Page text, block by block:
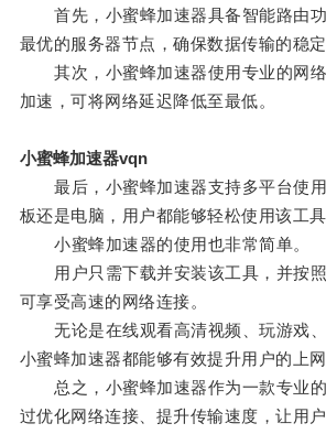
首先，小蜜蜂加速器具备智能路由功
最优的服务器节点，确保数据传输的稳定
其次，小蜜蜂加速器使用专业的网络
加速，可将网络延迟降低至最低。
小蜜蜂加速器vqn
最后，小蜜蜂加速器支持多平台使用
板还是电脑，用户都能够轻松使用该工具
小蜜蜂加速器的使用也非常简单。
用户只需下载并安装该工具，并按照
可享受高速的网络连接。
无论是在线观看高清视频、玩游戏、
小蜜蜂加速器都能够有效提升用户的上网
总之，小蜜蜂加速器作为一款专业的
过优化网络连接、提升传输速度，让用